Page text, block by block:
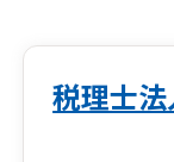
税理士